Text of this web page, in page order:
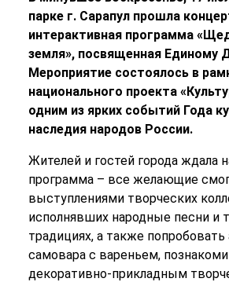
парке г. Сарапул прошла
интерактивная программа
земля», посвященная Единому
Мероприятие состоялось в
национального проекта
одним из ярких событий Года
наследия народов России.
Жителей и гостей города ждала
программа – все желающие
выступлениями творческих
исполнявших народные песни и
традициях, а также
самовара с вареньем,
декоративно-прикладным